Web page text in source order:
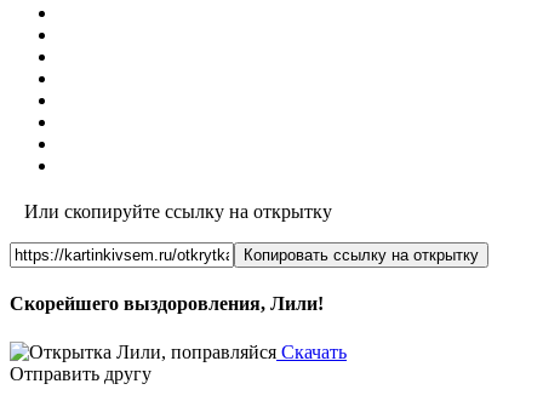
Или скопируйте ссылку на открытку
Копировать ссылку на открытку
Скорейшего выздоровления, Лили!
Скачать
Отправить другу